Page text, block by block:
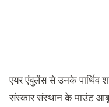
एयर एंबुलेंस से उनके पार्थिव
संस्कार संस्थान के माउंट आबू